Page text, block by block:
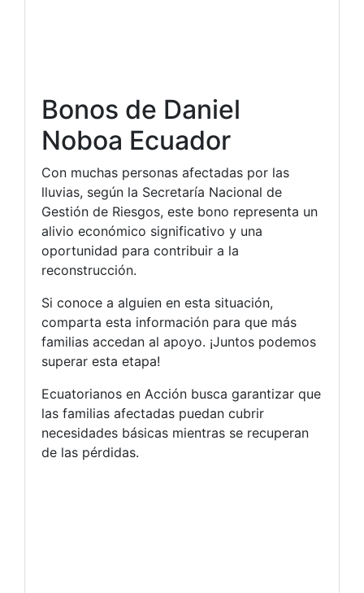
Bonos de Daniel
Noboa Ecuador
Con muchas personas afectadas por las
lluvias, según la Secretaría Nacional de
Gestión de Riesgos, este bono representa un
alivio económico significativo y una
oportunidad para contribuir a la
reconstrucción.
Si conoce a alguien en esta situación,
comparta esta información para que más
familias accedan al apoyo. ¡Juntos podemos
superar esta etapa!
Ecuatorianos en Acción busca garantizar que
las familias afectadas puedan cubrir
necesidades básicas mientras se recuperan
de las pérdidas.